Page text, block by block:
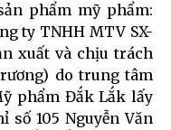
phẩm mỹ phẩm:
ty TNHH MTV SX-
xuất và chịu trách
do trung tâm
phẩm Đắk Lắk lấy
số 105 Nguyễn Văn